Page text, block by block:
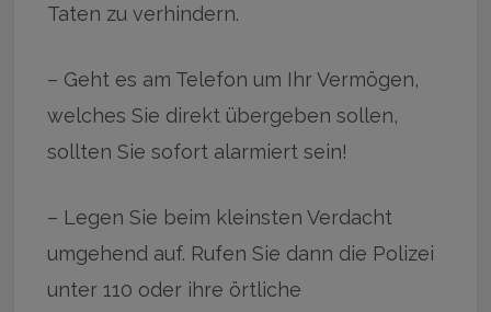
Taten zu verhindern.
– Geht es am Telefon um Ihr Vermögen,
welches Sie direkt übergeben sollen,
sollten Sie sofort alarmiert sein!
– Legen Sie beim kleinsten Verdacht
umgehend auf. Rufen Sie dann die Polizei
unter 110 oder ihre örtliche